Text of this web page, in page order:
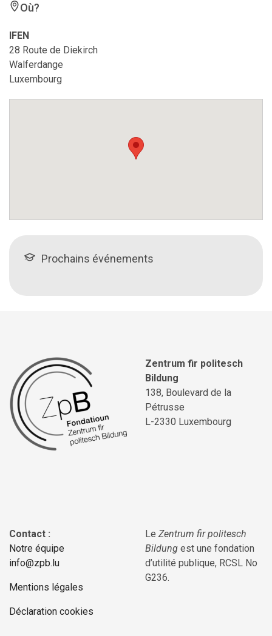
Où?
IFEN
28 Route de Diekirch
Walferdange
Luxembourg
Prochains événements
Zentrum fir politesch
Bildung
138, Boulevard de la
Pétrusse
L-2330 Luxembourg
Contact :
Notre équipe
info@zpb.lu
Mentions légales
Déclaration cookies
Le Zentrum fir politesch
Bildung est une fondation
d’utilité publique, RCSL No
G236.